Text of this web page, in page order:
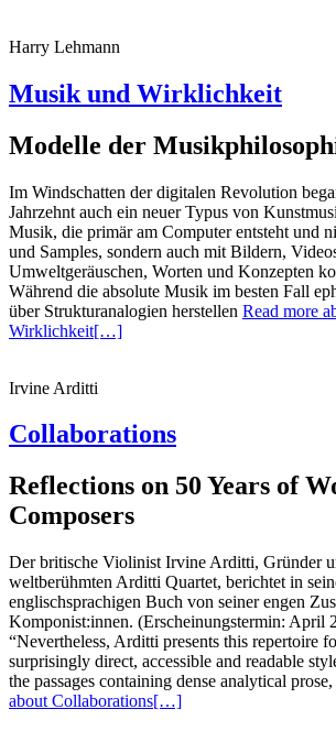
Harry Lehmann
Musik und Wirklichkeit
Modelle der
Im Windschatten der digitalen Revolution
Jahrzehnt auch ein neuer Typus von
Musik, die primär am Computer entsteht und
und Samples, sondern auch mit Bildern,
Umweltgeräuschen, Worten und Konzepten
Während die absolute Musik im besten Fall
über Strukturanalogien herstellen Read more
Wirklichkeit[…]
Irvine Arditti
Collaborations
Reflections on 50 Years of
Composers
Der britische Violinist Irvine Arditti, Gründer
weltberühmten Arditti Quartet, berichtet in
englischsprachigen Buch von seiner engen
Komponist:innen. (Erscheinungstermin: April
“Nevertheless, Arditti presents this repertoire
surprisingly direct, accessible and readable
the passages containing dense analytical prose,
about Collaborations[…]